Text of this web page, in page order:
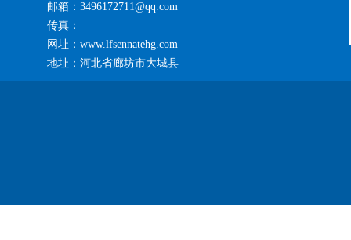
邮箱：3496172711@qq.com
传真：
网址：www.lfsennatehg.com
地址：河北省廊坊市大城县